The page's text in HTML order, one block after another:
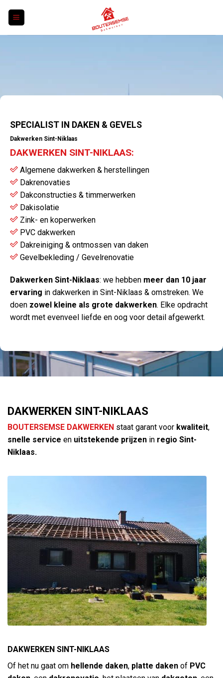
SPECIALIST IN DAKEN & GEVELS
Dakwerken Sint-Niklaas
DAKWERKEN SINT-NIKLAAS:
Algemene dakwerken & herstellingen
Dakrenovaties
Dakconstructies & timmerwerken
Dakisolatie
Zink- en koperwerken
PVC dakwerken
Dakreiniging & ontmossen van daken
Gevelbekleding / Gevelrenovatie
Dakwerken Sint-Niklaas: we hebben meer dan 10 jaar
ervaring in dakwerken in Sint-Niklaas & omstreken. We
doen zowel kleine als grote dakwerken. Elke opdracht
wordt met evenveel liefde en oog voor detail afgewerkt.
DAKWERKEN SINT-NIKLAAS
BOUTERSEMSE DAKWERKEN staat garant voor kwaliteit,
snelle service en uitstekende prijzen in regio Sint-
Niklaas.
DAKWERKEN SINT-NIKLAAS
Of het nu gaat om hellende daken, platte daken of PVC